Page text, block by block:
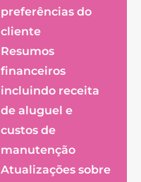
preferências do
cliente
Resumos
financeiros
incluindo receita
de aluguel e
custos de
manutenção
Atualizações sobre